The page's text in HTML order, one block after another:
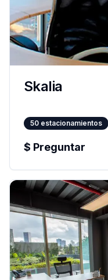
Skalia
50 estacionamientos
$ Preguntar